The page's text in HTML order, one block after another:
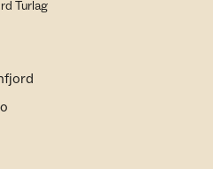
Turlag